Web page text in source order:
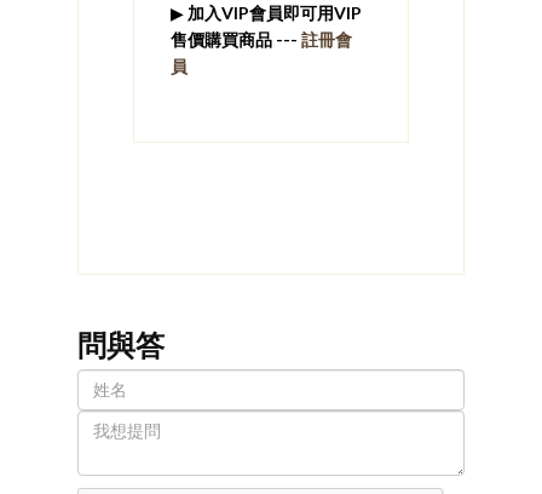
▶ 加入VIP會員即可用VIP
售價購買商品 --- 註冊會
員
問與答